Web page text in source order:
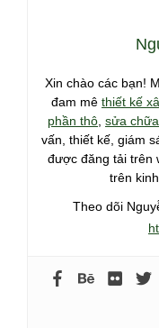
Xin chào các bạn!
đam mê thiết kế
phần thô, sửa
vấn, thiết kế, giám
được đăng tải trên
trên
Theo dõi